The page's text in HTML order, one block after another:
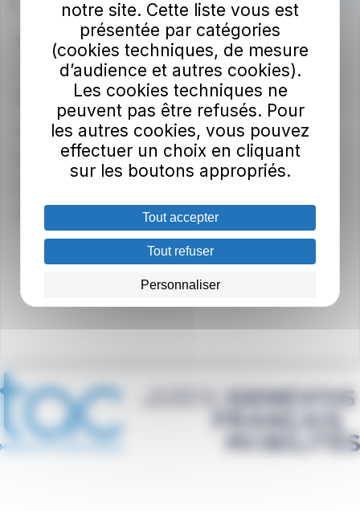
Une question ?
Contactez-nous !
Sourds et malentendants - Accédez à Rogervoice
Médiateur du groupe RATP
Consultez les CGV / CGU
Index égalité professionnelle
notre site. Cette liste vous est
présentée par catégories
(cookies techniques, de mesure
d’audience et autres cookies).
Les cookies techniques ne
peuvent pas être refusés. Pour
les autres cookies, vous pouvez
effectuer un choix en cliquant
sur les boutons appropriés.
Tout accepter
Tout refuser
Personnaliser